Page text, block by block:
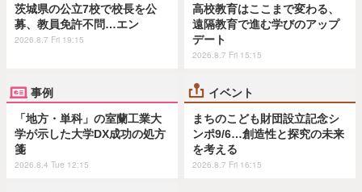
茨城県の公立7校で校長を公
募、教員免許不問…エン
2026.8.7 Fri 19:15
高校教育はここまで変わる、
遠隔教育で進む学びのアップ
デート
2026.8.7 Fri 15:15
事例
「地方・単科」の室蘭工業大
学が示した大学DX成功の処方
箋
2026.8.4 Tue 12:15
イベント
まちのこども財団設立記念シ
ンポ9/6…創造性と探究の未来
を考える
2026.8.7 Fri 16:15